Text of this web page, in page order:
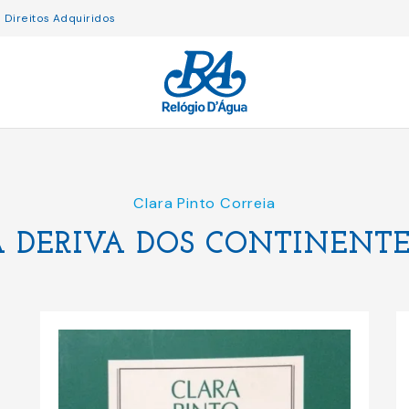
Direitos Adquiridos
Clara Pinto Correia
DERIVA DOS